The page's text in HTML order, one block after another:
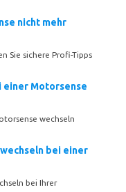
nicht mehr
Sie sichere Profi-Tipps
einer Motorsense
wechseln
bei einer
bei Ihrer